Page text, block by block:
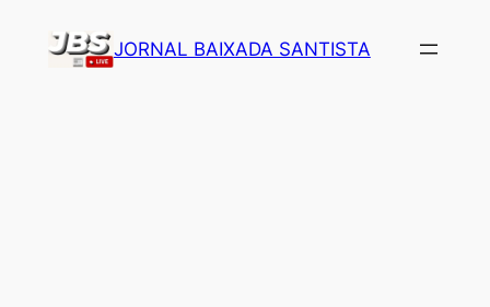
JORNAL BAIXADA SANTISTA